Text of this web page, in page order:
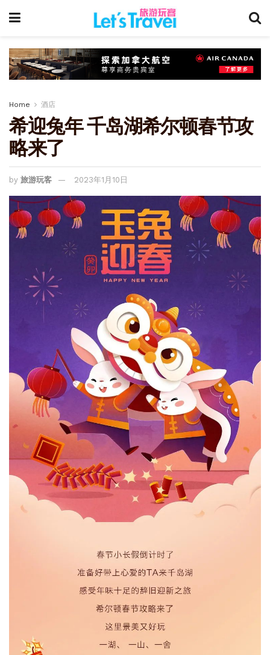
Home 酒店
希迎兔年 千岛湖希尔顿春节攻
略来了
by 旅游玩客 2023年1月10日